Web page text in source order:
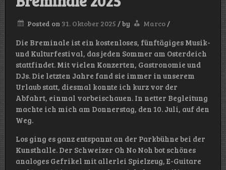
Posted on 31. Oktober 2025 /by Marco/
Die Breminale ist ein kostenloses, fünftägiges Musik-
und Kulturfestival, das jeden Sommer am Osterdeich
stattfindet. Mit vielen Konzerten, Gastronomie und
DJs. Die letzten Jahre fand sie immer in unserem
Urlaub statt, diesmal konnte ich kurz vor der
Abfahrt, einmal vorbeischauen. In netter Begleitung
machte ich mich am Donnerstag, den 10. Juli, auf den
Weg.
Los ging es ganz entspannt an der Parkbühne bei der
Kunsthalle. Der Schweizer Oh No Noh bot schönes
analoges Gefrikel mit allerlei Spielzeug, E-Guitare